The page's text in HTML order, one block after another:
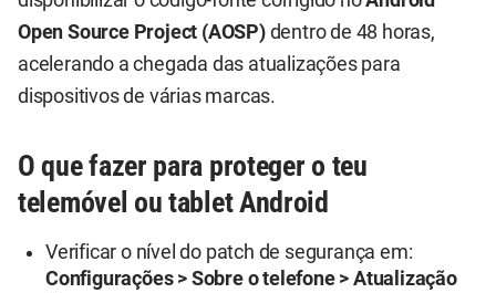
Open Source Project (AOSP)dentro de 48 horas,
acelerando a chegada das atualizações para
dispositivos de várias marcas.
O que fazer para proteger o teu
telemóvel ou tablet Android
Verificar o nível do patch de segurança em:
Configurações > Sobre o telefone > Atualização